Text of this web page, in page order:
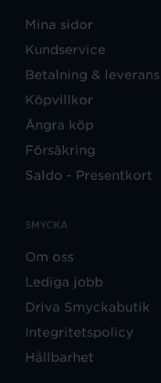
Mina sidor
Kundservice
Betalning & leverans
Köpvillkor
Ångra köp
Försäkring
Saldo - Presentkort
SMYCKA
Om oss
Lediga jobb
Driva Smyckabutik
Integritetspolicy
Hållbarhet